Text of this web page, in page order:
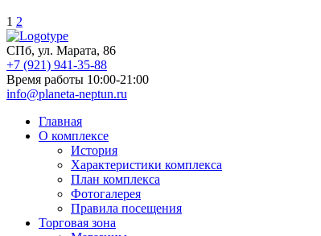
1 2
СПб, ул. Марата, 86
+7 (921) 941-35-88
Время работы 10:00-21:00
info@planeta-neptun.ru
Главная
О комплексе
История
Характеристики комплекса
План комплекса
Фотогалерея
Правила посещения
Торговая зона